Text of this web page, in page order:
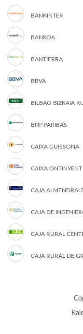
BANKINTER
BANKOA
BANTIERRA
BBVA
BILBAO BIZKAIA
BNP PARIBAS
CAIXA GUISSONA
CAIXA ONTINYENT
CAJA
CAJA DE
CAJA RURAL
CAJA RURAL DE